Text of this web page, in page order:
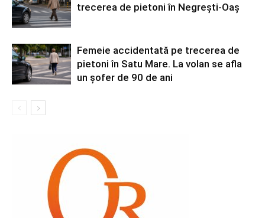
trecerea de pietoni în Negrești-Oaș
Femeie accidentată pe trecerea de
pietoni în Satu Mare. La volan se afla
un șofer de 90 de ani